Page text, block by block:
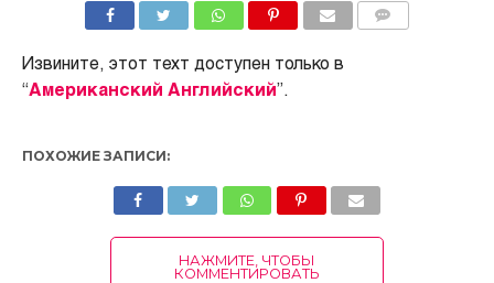
Извините, этот техт доступен только в
“Американский Английский ”.
ПОХОЖИЕ ЗАПИСИ:
НАЖМИТЕ, ЧТОБЫ
КОММЕНТИРОВАТЬ